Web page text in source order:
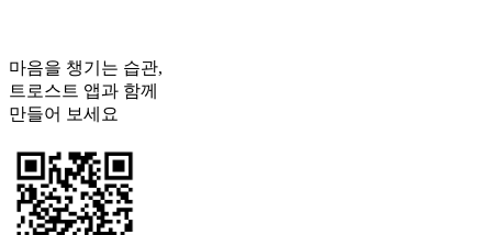
마음을 챙기는 습관,
트로스트 앱과 함께
만들어 보세요